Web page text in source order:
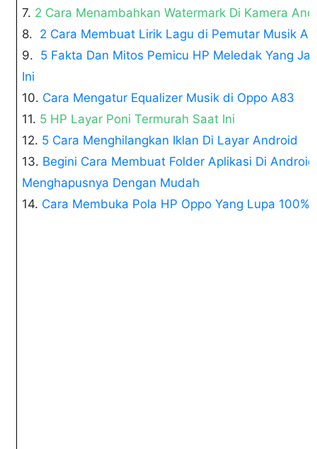
7. 2 Cara Menambahkan Watermark Di Kamera
8. 2 Cara Membuat Lirik Lagu di Pemutar Musik
9. 5 Fakta Dan Mitos Pemicu HP Meledak Yang
Ini
10. Cara Mengatur Equalizer Musik di Oppo A83
11. 5 HP Layar Poni Termurah Saat Ini
12. 5 Cara Menghilangkan Iklan Di Layar Android
13. Begini Cara Membuat Folder Aplikasi Di
Menghapusnya Dengan Mudah
14. Cara Membuka Pola HP Oppo Yang Lupa 100%